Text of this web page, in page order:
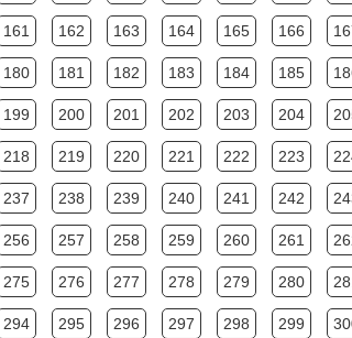
161 162 163 164 165 166
180 181 182 183 184 185
199 200 201 202 203 204
218 219 220 221 222 223
237 238 239 240 241 242
256 257 258 259 260 261
275 276 277 278 279 280
294 295 296 297 298 299